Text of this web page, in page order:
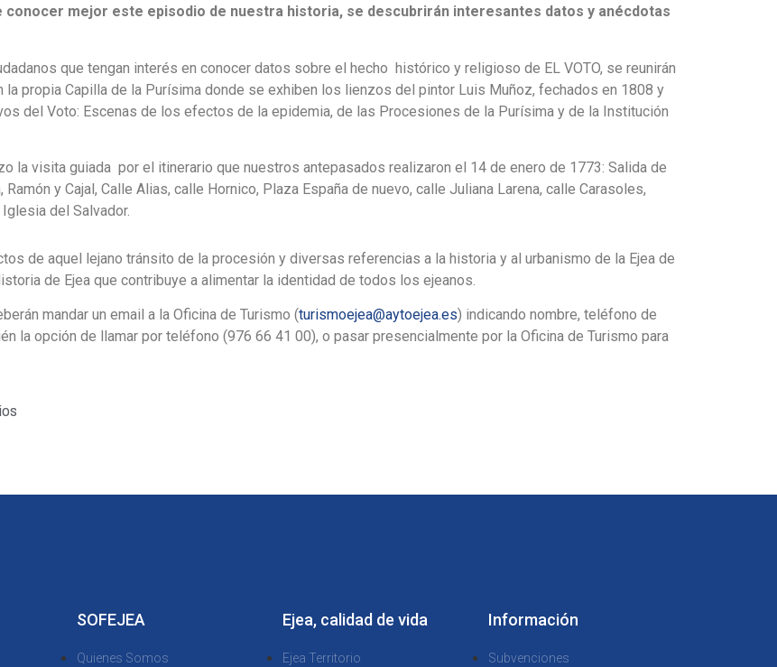
conocer mejor este episodio de nuestra historia, se descubrirán interesantes datos y anécdotas
que tengan interés en conocer datos sobre el hecho histórico y religioso de EL VOTO, se reunirán
propia Capilla de la Purísima donde se exhiben los lienzos del pintor Luis Muñoz, fechados en 1808 y
del Voto: Escenas de los efectos de la epidemia, de las Procesiones de la Purísima y de la Institución
la visita guiada por el itinerario que nuestros antepasados realizaron el 14 de enero de 1773: Salida de
y Cajal, Calle Alias, calle Hornico, Plaza España de nuevo, calle Juliana Larena, calle Carasoles,
del Salvador.
de aquel lejano tránsito de la procesión y diversas referencias a la historia y al urbanismo de la Ejea de
de Ejea que contribuye a alimentar la identidad de todos los ejeanos.
mandar un email a la Oficina de Turismo (turismoejea@aytoejea.es) indicando nombre, teléfono de
la opción de llamar por teléfono (976 66 41 00), o pasar presencialmente por la Oficina de Turismo para
SOFEJEA
Quienes Somos
Ejea, calidad de vida
Ejea Territorio
Información
Subvenciones